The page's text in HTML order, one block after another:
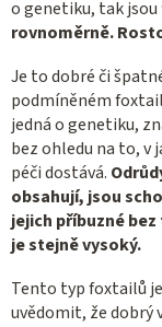
o genetiku, tak jsou
rovnoměrně.
Je to dobré či
podmíněném
jedná o genetiku,
bez ohledu na to, v
péči dostává.
obsahují, jsou
jejich příbuzné
je stejně vysoký.
Tento typ foxtailů
uvědomit, že dobrý